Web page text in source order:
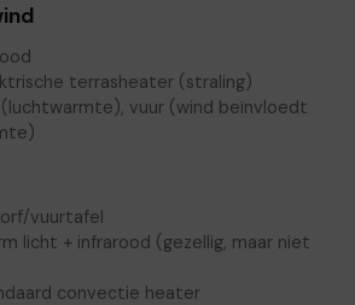
terrasheater (straling)
(luchtwarmte), vuur (wind beïnvloedt
vuurtafel
licht + infrarood (gezellig, maar niet
convectie heater